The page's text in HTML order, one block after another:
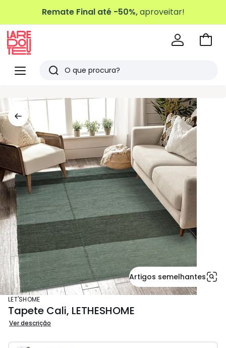
Remate Final até -50%,aproveitar!
Menu
Redoute
Pesquisar
artigos
vistos
Ir
Artigos semelhantes
LET'SHOME
Tapete Cali, LETHESHOME
Ver descrição